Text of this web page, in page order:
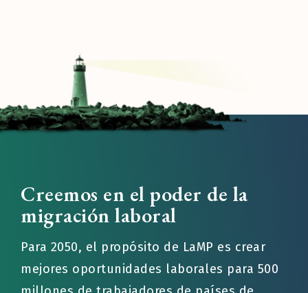
Creemos en el poder de la
migración laboral
Para 2050, el propósito de LaMP es crear
mejores oportunidades laborales para 500